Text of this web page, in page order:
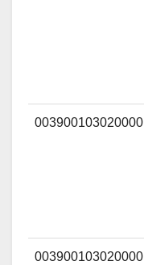
003900103020000
003900103020000